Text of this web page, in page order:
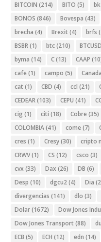
BITCOIN (214) BITO (5) bk
BONOS (846) Bovespa (43)
brecha (4) Brexit (4) brfs
BSBR(1) btc(210) BTCUSD
byma (14) C(13) CAAP
cafe (1) campo (5) Canada
cat (1) CBD (4) ccl (21)
CEDEAR(103) CEPU (41)
cig (1) citi (18) Cobre (35)
COLOMBIA(41) come (7)
cres (1) Cresy(30) cripto
CRWV(1) CS (12) csco (3)
cvx (33) Dax (26) DB (6)
Desp (10) dgcu2(4) Dia
divergencias (141) dlo (3)
Dolar(1672) Dow Jones
Dow Jones Transport (88)
ECB (5) ECH (12) edn (14)